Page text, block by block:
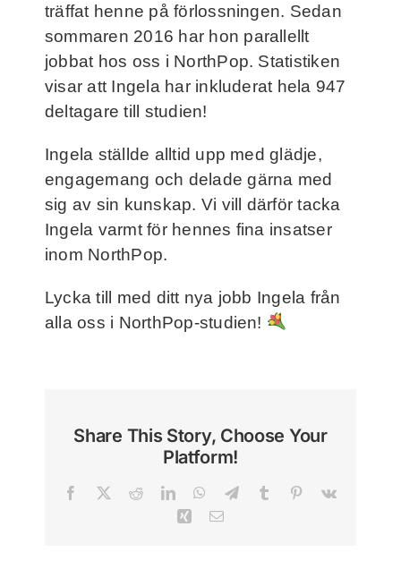
träffat henne på förlossningen. Sedan
sommaren 2016 har hon parallellt
jobbat hos oss i NorthPop. Statistiken
visar att Ingela har inkluderat hela 947
deltagare till studien!
Ingela ställde alltid upp med glädje,
engagemang och delade gärna med
sig av sin kunskap. Vi vill därför tacka
Ingela varmt för hennes fina insatser
inom NorthPop.
Lycka till med ditt nya jobb Ingela från
alla oss i NorthPop-studien!
Share This Story, Choose Your
Platform!
Facebook RedditLinkedInWhatsApp
TelegramTumblr Pinterest
Vk
Xing Email